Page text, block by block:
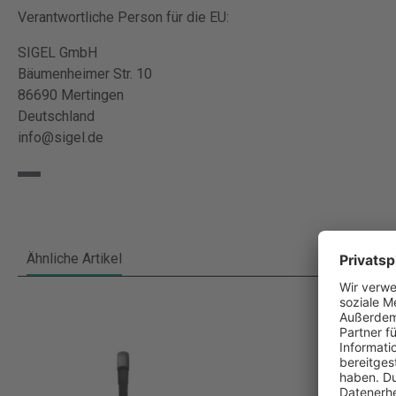
Verantwortliche Person für die EU:
SIGEL GmbH
Bäumenheimer Str. 10
86690 Mertingen
Deutschland
info@sigel.de
Ähnliche Artikel